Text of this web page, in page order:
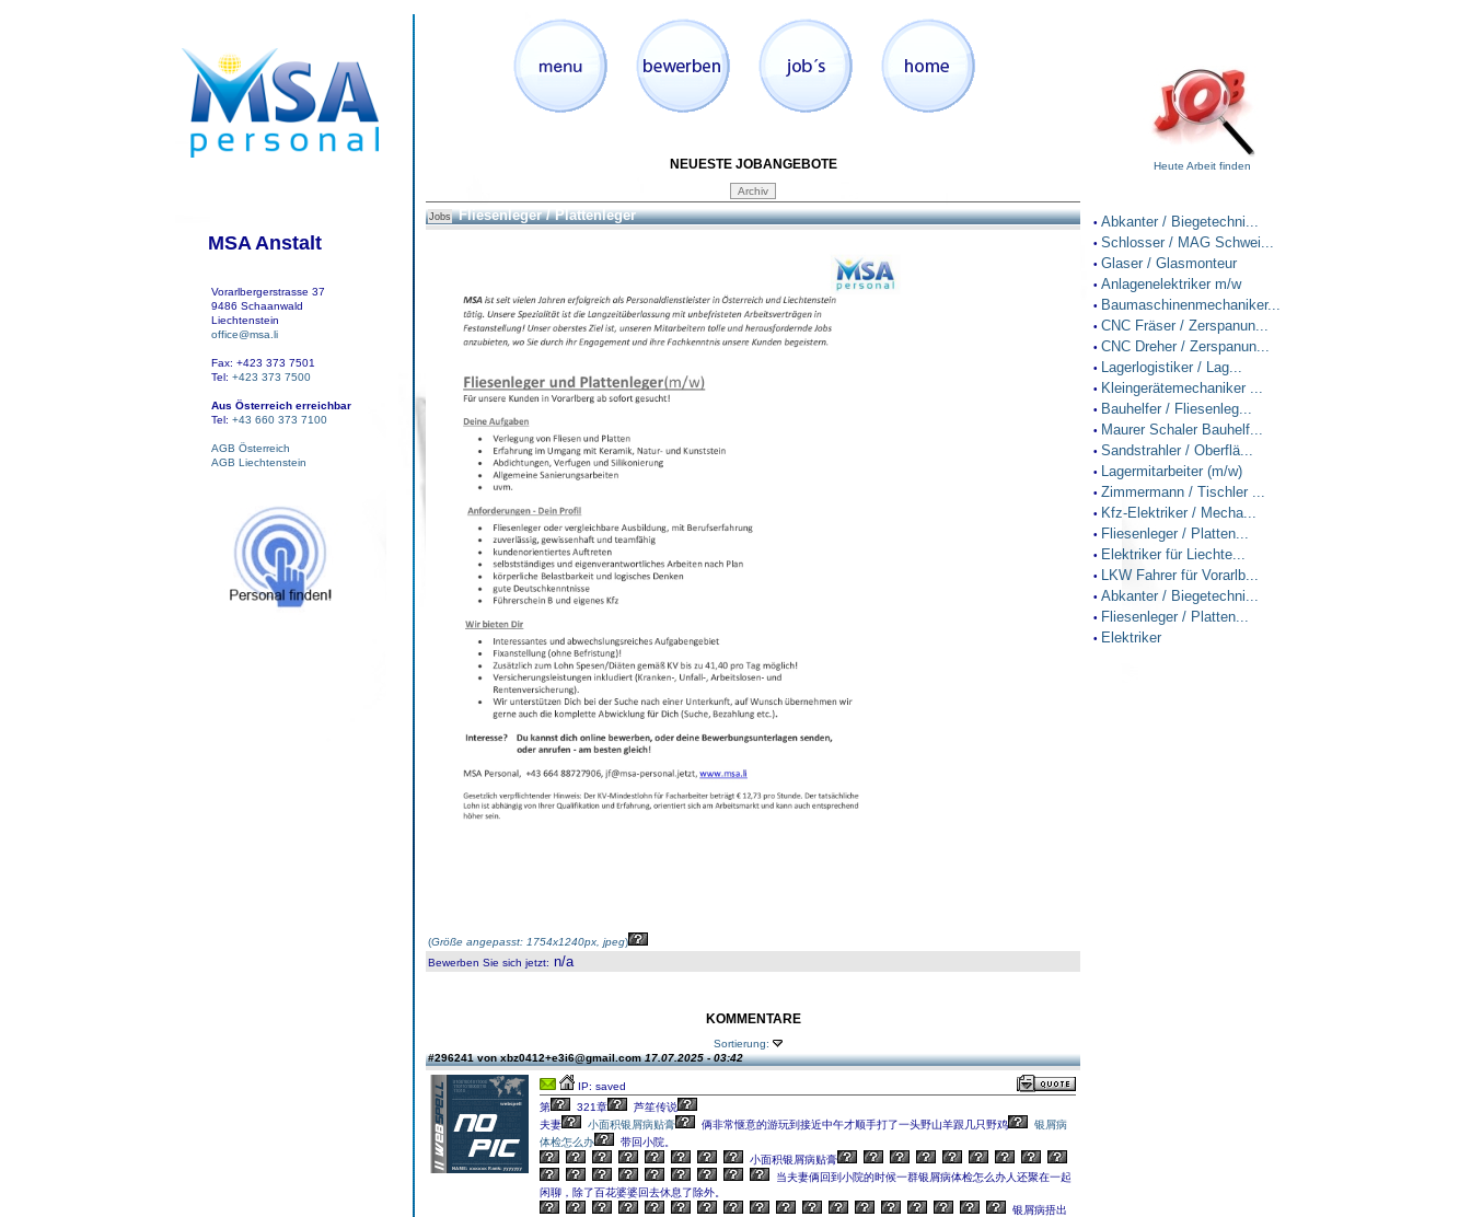
MSA Anstalt
Vorarlbergerstrasse 37
9486 Schaanwald
Liechtenstein
office@msa.li
Fax: +423 373 7501
Tel: +423 373 7500
Aus Österreich erreichbar
Tel: +43 660 373 7100
AGB Österreich
AGB Liechtenstein
NEUESTE JOBANGEBOTE
Jobs Fliesenleger / Plattenleger
(Größe angepasst: 1754x1240px, jpeg)
Bewerben Sie sich jetzt: n/a
KOMMENTARE
Sortierung:
#296241 von xbz0412+e3i6@gmail.com17.07.2025 - 03:42
IP: saved
第
321章
芦笙传说
夫妻
小面积银屑病贴膏 俩非常惬意的游玩到接近中午才顺手打了一头野山羊跟几只野鸡
银屑病
体检怎么办
带回小院。
小面积银屑病贴膏
当夫妻俩回到小院的时候一群银屑病体检怎么办人还聚在一起
闲聊，除了百花婆婆回去休息了除外。
银屑病捂出
Heute Arbeit finden
• Abkanter / Biegetechni...
• Schlosser / MAG Schwei...
• Glaser / Glasmonteur
• Anlagenelektriker m/w
• Baumaschinenmechaniker...
• CNC Fräser / Zerspanun...
• CNC Dreher / Zerspanun...
• Lagerlogistiker / Lag...
• Kleingerätemechaniker ...
• Bauhelfer / Fliesenleg...
• Maurer Schaler Bauhelf...
• Sandstrahler / Oberflä...
• Lagermitarbeiter (m/w)
• Zimmermann / Tischler ...
• Kfz-Elektriker / Mecha...
• Fliesenleger / Platten...
• Elektriker für Liechte...
• LKW Fahrer für Vorarlb...
• Abkanter / Biegetechni...
• Fliesenleger / Platten...
• Elektriker